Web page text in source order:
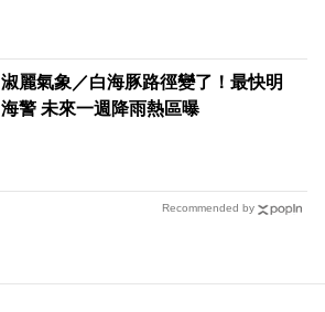
淑麗氣象／白海豚路徑變了！最快明
海警 未來一週降雨熱區曝
Recommended by